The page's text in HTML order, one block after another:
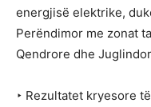
energjisë elektrike,
Perëndimor me zonat
Qendrore dhe
‣ Rezultatet kryesore